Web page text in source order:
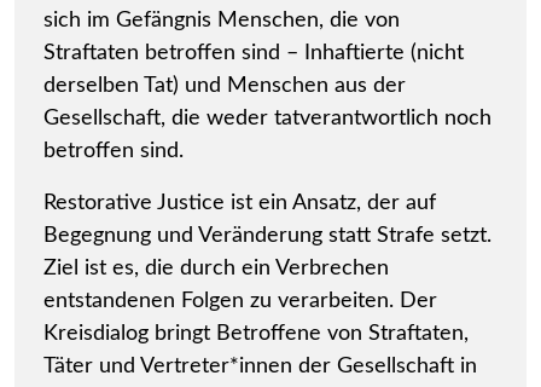
sich im Gefängnis Menschen, die von
Straftaten betroffen sind – Inhaftierte (nicht
derselben Tat) und Menschen aus der
Gesellschaft, die weder tatverantwortlich noch
betroffen sind.
Restorative Justice ist ein Ansatz, der auf
Begegnung und Veränderung statt Strafe setzt.
Ziel ist es, die durch ein Verbrechen
entstandenen Folgen zu verarbeiten. Der
Kreisdialog bringt Betroffene von Straftaten,
Täter und Vertreter*innen der Gesellschaft in